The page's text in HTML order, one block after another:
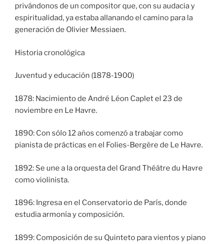
privándonos de un compositor que, con su audacia y
espiritualidad, ya estaba allanando el camino para la
generación de Olivier Messiaen.
Historia cronológica
Juventud y educación (1878-1900)
1878: Nacimiento de André Léon Caplet el 23 de
noviembre en Le Havre.
1890: Con sólo 12 años comenzó a trabajar como
pianista de prácticas en el Folies-Bergère de Le Havre.
1892: Se une a la orquesta del Grand Théâtre du Havre
como violinista.
1896: Ingresa en el Conservatorio de París, donde
estudia armonía y composición.
1899: Composición de su Quinteto para vientos y piano